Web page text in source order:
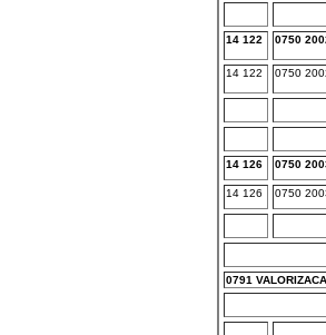
14 122 0750
14 122
0750
14 126 0750
14 126 0750
0791